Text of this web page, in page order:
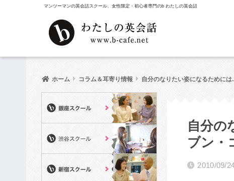
マンツーマンの英会話スクール、女性限定・初心者専門のb わたしの英会話
ホーム コラム＆耳寄り情報 自分のなりたい姿になるためには
自分の
ブン・
2010/09/